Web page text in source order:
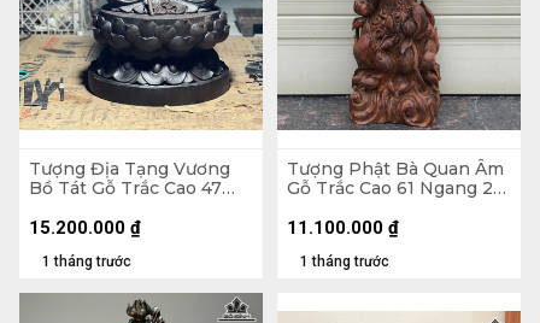
Tượng Địa Tạng Vương
Bồ Tát Gỗ Trắc Cao 47
1 tháng trước
15.200.000 ₫
Tượng Phật Bà Quan Âm
Gỗ Trắc Cao 61 Ngang 20
1 tháng trước
11.100.000 ₫